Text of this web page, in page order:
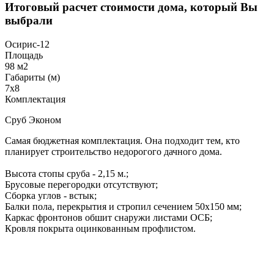
Итоговый расчет стоимости дома, который Вы
выбрали
Осирис-12
Площадь
98 м2
Габариты (м)
7х8
Комплектация
Сруб Эконом
Самая бюджетная комплектация. Она подходит тем, кто
планирует строительство недорогого дачного дома.
Высота стопы сруба - 2,15 м.;
Брусовые перегородки отсутствуют;
Сборка углов - встык;
Балки пола, перекрытия и стропил сечением 50х150 мм;
Каркас фронтонов обшит снаружи листами ОСБ;
Кровля покрыта оцинкованным профлистом.